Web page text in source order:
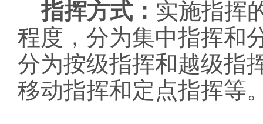
指挥方式： 实施指挥
程度，分为集中指挥和
分为按级指挥和越级指
移动指挥和定点指挥等